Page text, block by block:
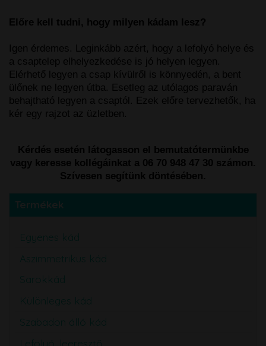
Előre kell tudni, hogy milyen kádam lesz?
Igen érdemes. Leginkább azért, hogy a lefolyó helye és
a csaptelep elhelyezkedése is jó helyen legyen.
Elérhető legyen a csap kívülről is könnyedén, a bent
ülőnek ne legyen útba. Esetleg az utólagos paraván
behajtható legyen a csaptól. Ezek előre tervezhetők, ha
kér egy rajzot az üzletben.
Kérdés esetén látogasson el bemutatótermünkbe
vagy keresse kollégáinkat a 06 70 948 47 30 számon.
Szívesen segítünk döntésében.
Termékek
Egyenes kád
Aszimmetrikus kád
Sarokkád
Különleges kád
Szabadon álló kád
Lefolyó, leeresztő